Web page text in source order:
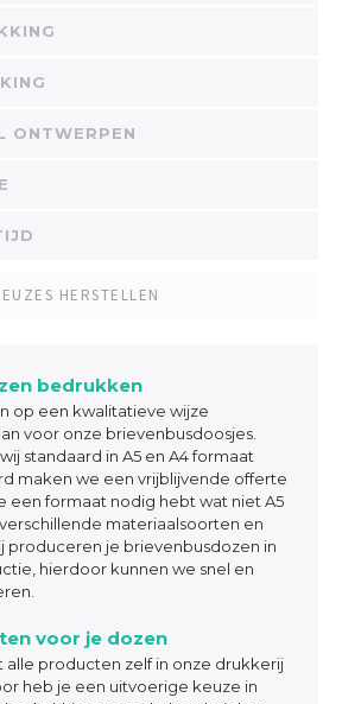
ONTWERPEN
HERSTELLEN
bedrukken
op een kwalitatieve wijze
voor onze brievenbusdoosjes.
standaard in A5 en A4 formaat
maken we een vrijblijvende offerte
een formaat nodig hebt wat niet A5
verschillende materiaalsoorten en
produceren je brievenbusdozen in
hierdoor kunnen we snel en
voor je dozen
alle producten zelf in onze drukkerij
heb je een uitvoerige keuze in